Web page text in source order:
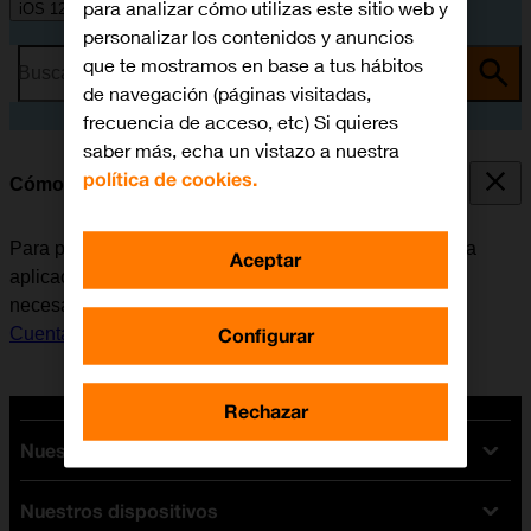
iOS 12.0
Busca por problema o tema
Cómo instalar Facebook
Para poder utilizar Facebook, es necesario instalar esta
aplicación en el móvil. Antes de instalar Facebook, es
necesarioconfigurar el móvil para internetyactivar la
Cuenta de Apple en el móvil.
Nuestras tarifas
Tarifas Orange
Nuestros dispositivos
para analizar cómo utilizas este sitio web y
personalizar los contenidos y anuncios
que te mostramos en base a tus hábitos
de navegación (páginas visitadas,
frecuencia de acceso, etc) Si quieres
saber más, echa un vistazo a nuestra
política de cookies.
Configurar
Rechazar
Aceptar